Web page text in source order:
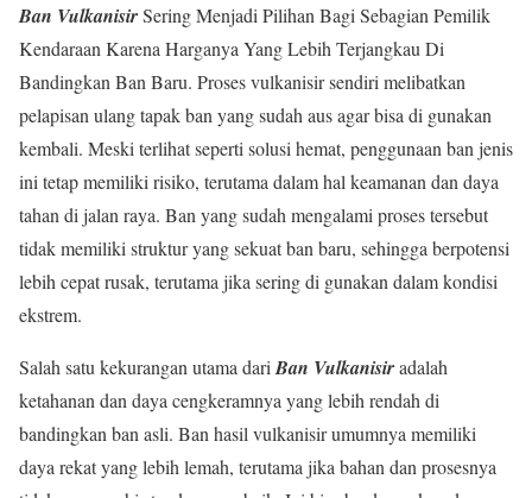
Ban VulkanisirSering Menjadi Pilihan Bagi Sebagian Pemilik
Kendaraan Karena Harganya Yang Lebih Terjangkau Di
Bandingkan Ban Baru. Proses vulkanisir sendiri melibatkan
pelapisan ulang tapak ban yang sudah aus agar bisa di gunakan
kembali. Meski terlihat seperti solusi hemat, penggunaan ban jenis
ini tetap memiliki risiko, terutama dalam hal keamanan dan daya
tahan di jalan raya. Ban yang sudah mengalami proses tersebut
tidak memiliki struktur yang sekuat ban baru, sehingga berpotensi
lebih cepat rusak, terutama jika sering di gunakan dalam kondisi
ekstrem.
Salah satu kekurangan utama dari Ban Vulkanisiradalah
ketahanan dan daya cengkeramnya yang lebih rendah di
bandingkan ban asli. Ban hasil vulkanisir umumnya memiliki
daya rekat yang lebih lemah, terutama jika bahan dan prosesnya